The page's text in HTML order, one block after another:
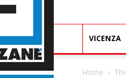
VICENZA
Home